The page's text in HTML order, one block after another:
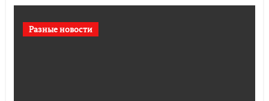
Разные новости